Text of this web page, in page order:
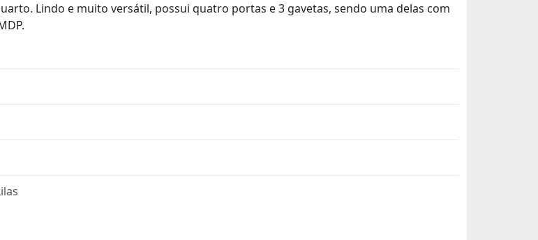
Lindo e muito versátil, possui quatro portas e 3 gavetas, sendo uma delas com